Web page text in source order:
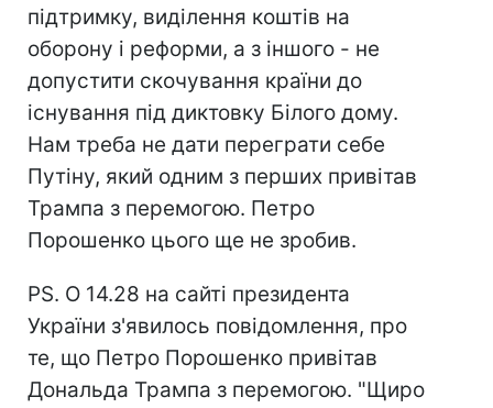
підтримку, виділення коштів на
оборону і реформи, а з іншого - не
допустити скочування країни до
існування під диктовку Білого дому.
Нам треба не дати переграти себе
Путіну, який одним з перших привітав
Трампа з перемогою. Петро
Порошенко цього ще не зробив.
PS. О 14.28 на сайті президента
України з'явилось повідомлення, про
те, що Петро Порошенко привітав
Дональда Трампа з перемогою. "Щиро